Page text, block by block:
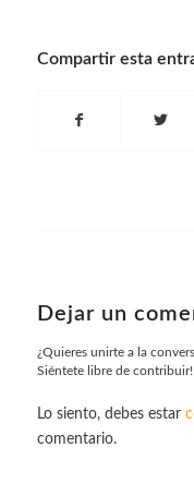
Compartir esta
Dejar un
¿Quieres unirte a la
Siéntete libre de contribuir!
Lo siento, debes estar
comentario.